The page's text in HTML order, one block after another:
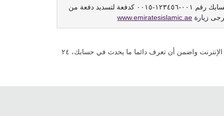
تمّ خصم ٢،٣٠٠  من حسابك رقم ٠٠١-١٢٣٤٥٦-٠٠١٥ كدفعة لتسديد دفعة من
زيارة www.emiratesislamic.ae
للاشتراك في الخدمات المصرفية عبر الإنترنت واضمن أن تعرف دائما ما يحدث في حسابك، ٢٤